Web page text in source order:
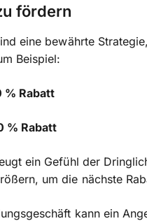
fördern
eine bewährte
Beispiel:
% Rabatt
% Rabatt
ein Gefühl der
um die nächste
kann ein